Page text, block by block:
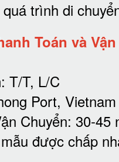
trình di chuyể
Toán và Vận
T/T, L/C
Port, Vietnam
Chuyển: 30-45
được chấp